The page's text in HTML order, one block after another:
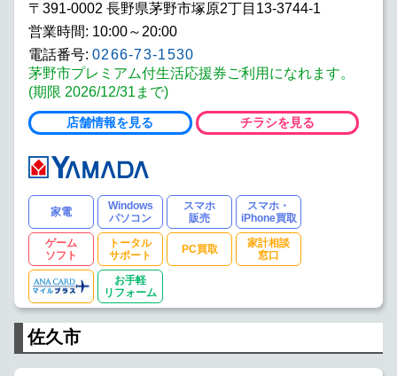
〒391-0002 長野県茅野市塚原2丁目13-3744-1
営業時間: 10:00～20:00
電話番号: 0266-73-1530
茅野市プレミアム付生活応援券ご利用になれます。
(期限 2026/12/31まで)
店舗情報を見る チラシを見る
家電
Windows
パソコン
スマホ
販売
スマホ・
iPhone買取
ゲーム
ソフト
トータル
サポート
PC買取
家計相談
窓口
お手軽
リフォーム
佐久市